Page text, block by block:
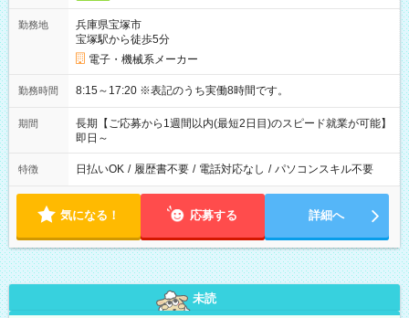
勤務地
兵庫県宝塚市
宝塚駅から徒歩5分
電子・機械系メーカー
勤務時間 8:15～17:20 ※表記のうち実働8時間です。
期間
長期【ご応募から1週間以内(最短2日目)のスピード就業が可能】
即日～
特徴 日払いOK / 履歴書不要 / 電話対応なし / パソコンスキル不要
気になる！ 応募する 詳細へ
未読